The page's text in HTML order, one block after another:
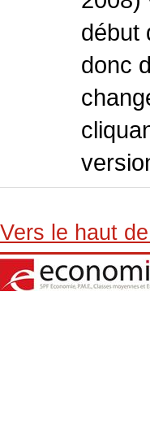
début
donc
Vers le haut